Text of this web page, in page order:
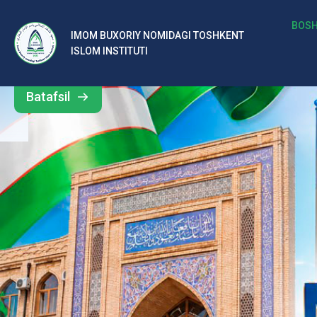
IMOM BUXORIY NOMIDAGI TOSHKENT
ISLOM INSTITUTI
b
al
ar
o‘
rt
a
si
d
Barcha
yangiliklar
Batafsil